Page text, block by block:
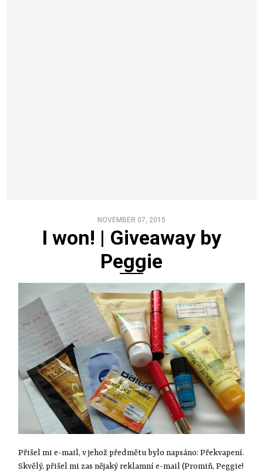
NOVEMBER 07, 2015
I won! | Giveaway by
Peggie
Přišel mi e-mail, v jehož předmětu bylo napsáno: Překvapení.
Skvělý, přišel mi zas nějaký reklamní e-mail (Promiň, Peggie!